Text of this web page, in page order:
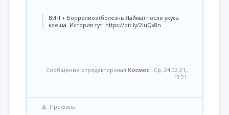
ВИЧ + Боррелиоз (болезнь Лайма) после укуса
клеща. История тут: https://bit.ly/2IuQv8n
Сообщение отредактировал Космос - Ср, 24.02.21,
13:21
Профиль